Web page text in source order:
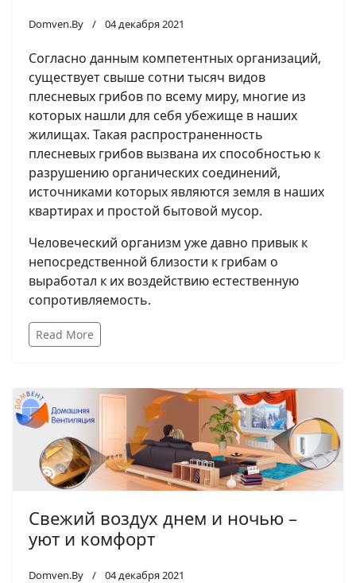
Domven.By 04 декабря 2021
Согласно данным компетентных организаций,
существует свыше сотни тысяч видов
плесневых грибов по всему миру, многие из
которых нашли для себя убежище в наших
жилищах. Такая распространенность
плесневых грибов вызвана их способностью к
разрушению органических соединений,
источниками которых являются земля в наших
квартирах и простой бытовой мусор.
Человеческий организм уже давно привык к
непосредственной близости к грибам о
выработал к их воздействию естественную
сопротивляемость.
Read More
Свежий воздух днем и ночью –
уют и комфорт
Domven.By 04 декабря 2021